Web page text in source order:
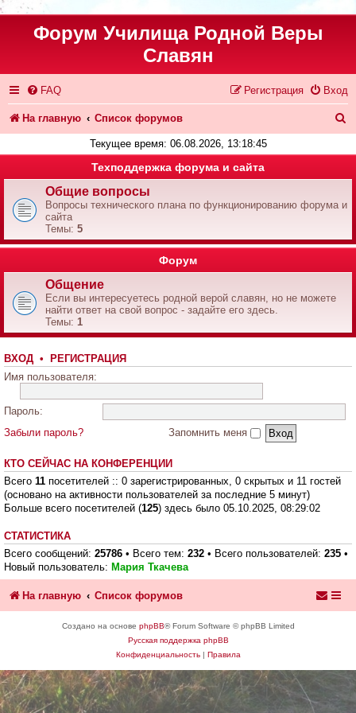
Форум Училища Родной Веры
Славян
FAQ Вход
Регистрация
На главную Список форумов
Текущее время: 06.08.2026, 13:18:45
Техподдержка форума и сайта
Общие вопросы
Вопросы технического плана по функционированию форума и
сайта
Темы: 5
Форум
Общение
Если вы интересуетесь родной верой славян, но не можете
найти ответ на свой вопрос - задайте его здесь.
Темы: 1
ВХОД • РЕГИСТРАЦИЯ
Имя пользователя:
Пароль:
Забыли пароль?
Запомнить меня
КТО СЕЙЧАС НА КОНФЕРЕНЦИИ
Всего 11 посетителей :: 0 зарегистрированных, 0 скрытых и 11 гостей
(основано на активности пользователей за последние 5 минут)
Больше всего посетителей (125) здесь было 05.10.2025, 08:29:02
СТАТИСТИКА
Всего сообщений: 25786 • Всего тем: 232 • Всего пользователей: 235 •
Новый пользователь: Мария Ткачева
На главную Список форумов
Создано на основе phpBB® Forum Software © phpBB Limited
Русская поддержка phpBB
Конфиденциальность| Правила